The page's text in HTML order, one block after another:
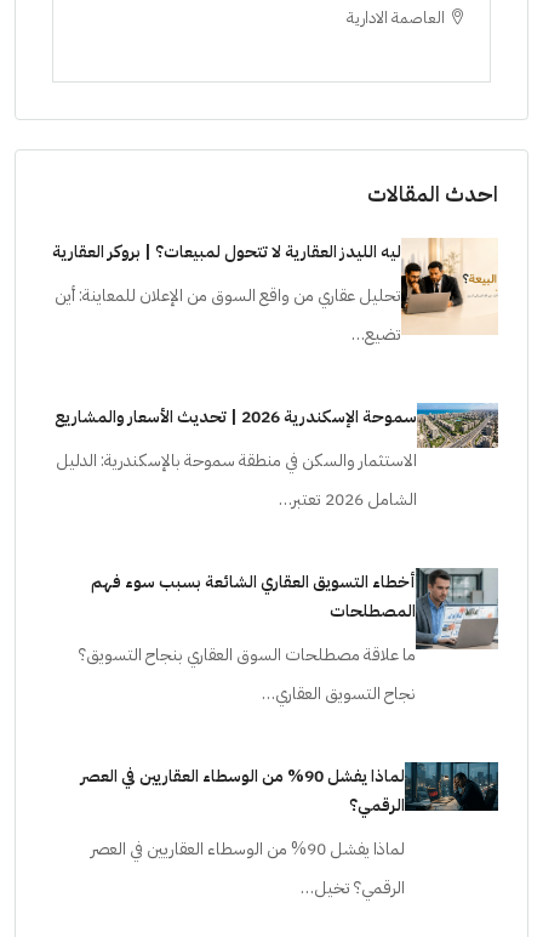
العاصمة الادارية
احدث المقالات
ليه الليدز العقارية لا تتحول لمبيعات؟ | بروكر العقارية
تحليل عقاري من واقع السوق من الإعلان للمعاينة: أين
تضيع…
سموحة الإسكندرية 2026 | تحديث الأسعار والمشاريع
الاستثمار والسكن في منطقة سموحة بالإسكندرية: الدليل
الشامل 2026 تعتبر…
أخطاء التسويق العقاري الشائعة بسبب سوء فهم
المصطلحات
ما علاقة مصطلحات السوق العقاري بنجاح التسويق؟
نجاح التسويق العقاري…
لماذا يفشل 90% من الوسطاء العقاريين في العصر
الرقمي؟
لماذا يفشل 90% من الوسطاء العقاريين في العصر
الرقمي؟ تخيل…